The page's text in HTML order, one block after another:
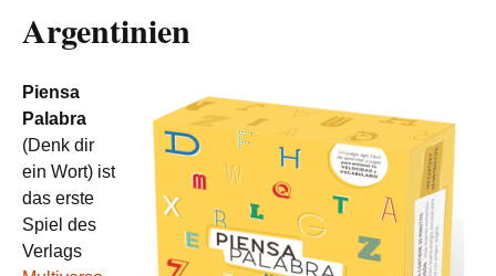
Argentinien
Piensa
Palabra
(Denk dir
ein Wort) ist
das erste
Spiel des
Verlags